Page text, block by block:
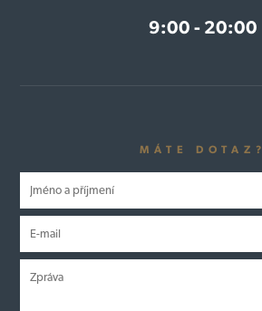
9:00 - 20:00
MÁTE DOTAZ?